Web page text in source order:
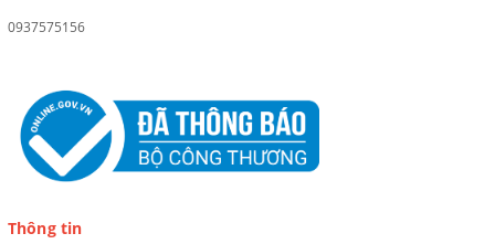
0937575156
Thông tin